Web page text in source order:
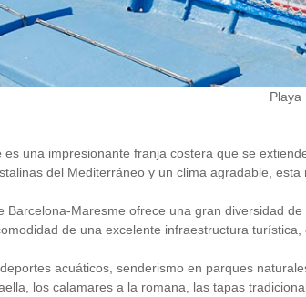
Playa
es una impresionante franja costera que se
del Mediterráneo y un clima agradable,
Barcelona-Maresme ofrece una gran diversidad
de una excelente infraestructura
acuáticos, senderismo en parques
los calamares a la romana, las tapas